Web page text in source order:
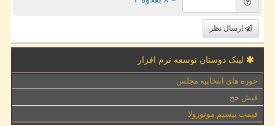
ارسال نظر
لینک دوستان توسعه نرم افزار
حوزه های انتخابیه مجلس
فیش حج
قیمت بیسیم موتورولا